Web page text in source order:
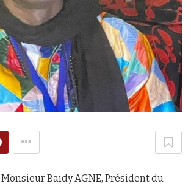
Baidy AGNE, Président du